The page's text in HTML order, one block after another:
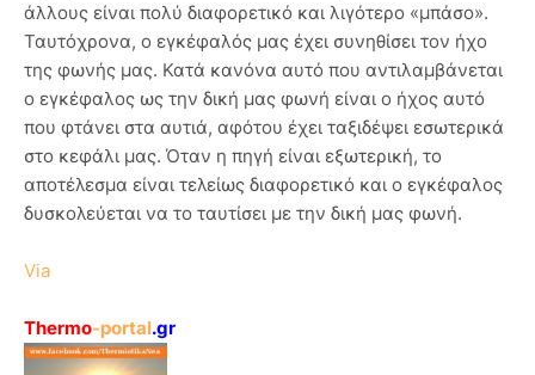
άλλους είναι πολύ διαφορετικό και λιγότερο «μπάσο».
Ταυτόχρονα, ο εγκέφαλός μας έχει συνηθίσει τον ήχο
της φωνής μας. Κατά κανόνα αυτό που αντιλαμβάνεται
ο εγκέφαλος ως την δική μας φωνή είναι ο ήχος αυτό
που φτάνει στα αυτιά, αφότου έχει ταξιδέψει εσωτερικά
στο κεφάλι μας. Όταν η πηγή είναι εξωτερική, το
αποτέλεσμα είναι τελείως διαφορετικό και ο εγκέφαλος
δυσκολεύεται να το ταυτίσει με την δική μας φωνή.
Via
Thermo-portal.gr